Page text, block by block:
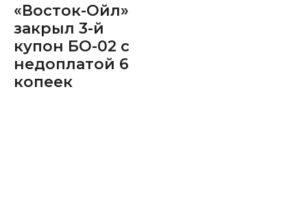
«Восток-Ойл»
закрыл 3-й
купон БО-02 с
недоплатой 6
копеек